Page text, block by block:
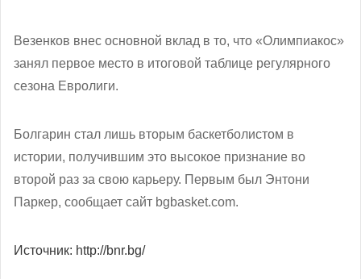
Везенков внес основной вклад в то, что «Олимпиакос»
занял первое место в итоговой таблице регулярного
сезона Евролиги.
Болгарин стал лишь вторым баскетболистом в
истории, получившим это высокое признание во
второй раз за свою карьеру. Первым был Энтони
Паркер, сообщает сайт bgbasket.com.
Источник: http://bnr.bg/